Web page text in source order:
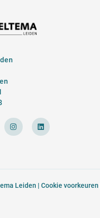
I
n
s
a
L
i
n
n
Leiden | Cookie voorkeuren